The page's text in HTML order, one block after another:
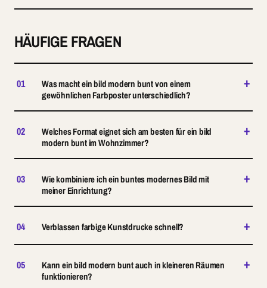
HÄUFIGE FRAGEN
01
Was macht ein bild modern bunt von einem
gewöhnlichen Farbposter unterschiedlich?
+
02
Welches Format eignet sich am besten für ein bild
modern bunt im Wohnzimmer?
+
03
Wie kombiniere ich ein buntes modernes Bild mit
meiner Einrichtung?
+
04 Verblassen farbige Kunstdrucke schnell? +
05
Kann ein bild modern bunt auch in kleineren Räumen
funktionieren?
+